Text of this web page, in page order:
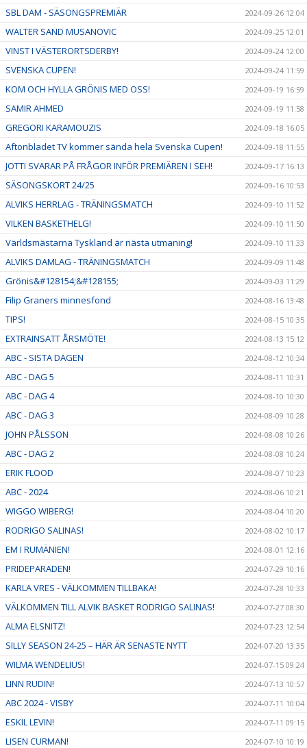
SBL DAM - SÄSONGSPREMIÄR 2024-09-26 12:04
WALTER SAND MUSANOVIC 2024-09-25 12:01
VINST I VÄSTERORTSDERBY! 2024-09-24 12:00
SVENSKA CUPEN! 2024-09-24 11:59
KOM OCH HYLLA GRÖNIS MED OSS! 2024-09-19 16:59
SAMIR AHMED 2024-09-19 11:58
GREGORI KARAMOUZIS 2024-09-18 16:05
Aftonbladet TV kommer sända hela Svenska Cupen! 2024-09-18 11:55
JOTTI SVARAR PÅ FRÅGOR INFÖR PREMIÄREN I SEH! 2024-09-17 16:13
SÄSONGSKORT 24/25 2024-09-16 10:53
ALVIKS HERRLAG - TRÄNINGSMATCH 2024-09-10 11:52
VILKEN BASKETHELG! 2024-09-10 11:50
Världsmästarna Tyskland är nästa utmaning! 2024-09-10 11:33
ALVIKS DAMLAG - TRÄNINGSMATCH 2024-09-09 11:48
Grönis&#128154;&#128155; 2024-09-03 11:29
Filip Graners minnesfond 2024-08-16 13:48
TIPS! 2024-08-15 10:35
EXTRAINSATT ÅRSMÖTE! 2024-08-13 15:12
ABC - SISTA DAGEN 2024-08-12 10:34
ABC - DAG 5 2024-08-11 10:31
ABC - DAG 4 2024-08-10 10:30
ABC - DAG 3 2024-08-09 10:28
JOHN PÅLSSON 2024-08-08 10:26
ABC - DAG 2 2024-08-08 10:24
ERIK FLOOD 2024-08-07 10:23
ABC - 2024 2024-08-06 10:21
WIGGO WIBERG! 2024-08-04 10:20
RODRIGO SALINAS! 2024-08-02 10:17
EM I RUMÄNIEN! 2024-08-01 12:16
PRIDEPARADEN! 2024-07-29 10:16
KARLA VRES - VÄLKOMMEN TILLBAKA! 2024-07-28 10:33
VÄLKOMMEN TILL ALVIK BASKET RODRIGO SALINAS! 2024-07-27 08:30
ALMA ELSNITZ! 2024-07-23 12:54
SILLY SEASON 24-25 – HÄR ÄR SENASTE NYTT 2024-07-20 13:35
WILMA WENDELIUS! 2024-07-15 09:24
LINN RUDIN! 2024-07-13 10:57
ABC 2024 - VISBY 2024-07-11 10:04
ESKIL LEVIN! 2024-07-11 09:15
LISEN CURMAN! 2024-07-10 10:19